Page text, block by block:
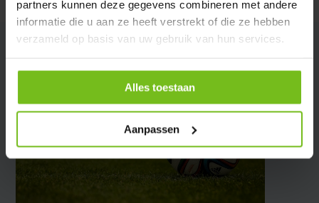
partners kunnen deze gegevens combineren met andere
informatie die u aan ze heeft verstrekt of die ze hebben
verzameld op basis van uw gebruik van hun services.
Alles toestaan
Aanpassen